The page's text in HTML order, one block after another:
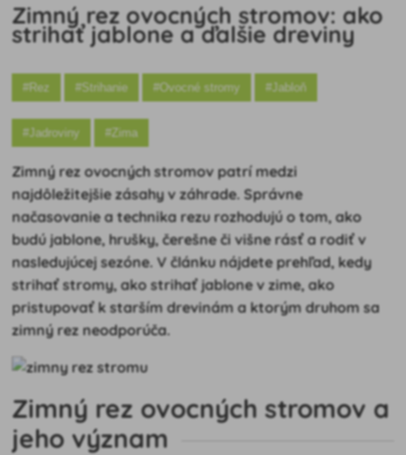
Zimný rez ovocných stromov: ako
strihať jablone a ďalšie dreviny
#Rez #Strihanie #Ovocné stromy #Jabloň
#Jadroviny #Zima
Zimný rez ovocných stromov patrí medzi
najdôležitejšie zásahy v záhrade. Správne
načasovanie a technika rezu rozhodujú o tom, ako
budú jablone, hrušky, čerešne či višne rásť a rodiť v
nasledujúcej sezóne. V článku nájdete prehľad, kedy
strihať stromy, ako strihať jablone v zime, ako
pristupovať k starším drevinám a ktorým druhom sa
zimný rez neodporúča.
Zimný rez ovocných stromov a
jeho význam